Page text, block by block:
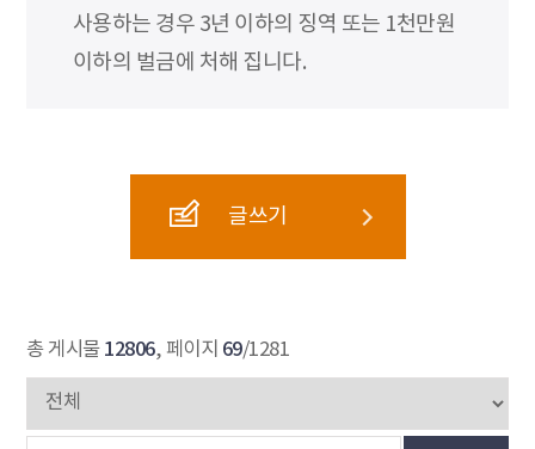
사용하는 경우 3년 이하의 징역 또는 1천만원
이하의 벌금에 처해 집니다.
글쓰기
총 게시물 12806, 페이지 69/1281